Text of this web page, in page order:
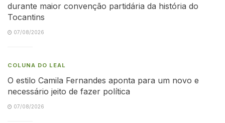
durante maior convenção partidária da história do
Tocantins
07/08/2026
COLUNA DO LEAL
O estilo Camila Fernandes aponta para um novo e
necessário jeito de fazer política
07/08/2026